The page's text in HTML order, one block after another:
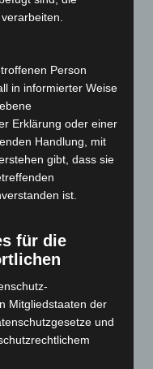
Person
in informierter Weise
Erklärung oder einer
Handlung, mit
gibt, dass sie
ist.
für die
Mitgliedstaaten der
und